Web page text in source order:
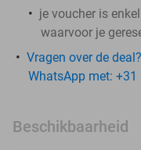
je voucher is
waarvoor je
Vragen over de
WhatsApp met:
Beschikbaarheid